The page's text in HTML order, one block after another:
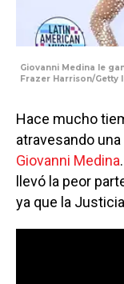
Giovanni Medina le
Frazer Harrison/Getty
Hace mucho
atravesando
Giovanni Medina
llevó la peor
ya que la